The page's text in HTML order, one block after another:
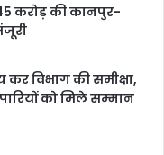
करोड़ की कानपुर-
कर विभाग की समीक्षा,
को मिले सम्मान